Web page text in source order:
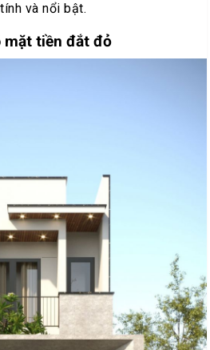
và nổi bật.
mặt tiền đắt đỏ